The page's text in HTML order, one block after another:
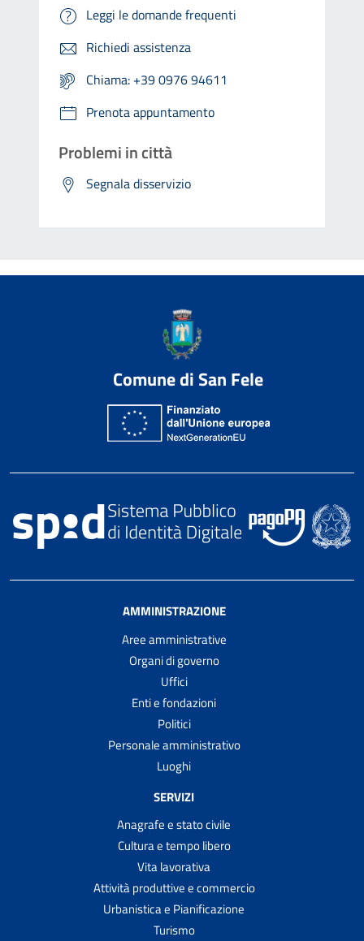
Leggi le domande frequenti
Richiedi assistenza
Chiama: +39 0976 94611
Prenota appuntamento
Problemi in città
Segnala disservizio
Comune di San Fele
AMMINISTRAZIONE
Aree amministrative
Organi di governo
Uffici
Enti e fondazioni
Politici
Personale amministrativo
Luoghi
SERVIZI
Anagrafe e stato civile
Cultura e tempo libero
Vita lavorativa
Attività produttive e commercio
Urbanistica e Pianificazione
Turismo